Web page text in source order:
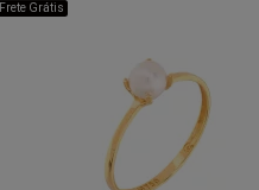
Frete Grátis